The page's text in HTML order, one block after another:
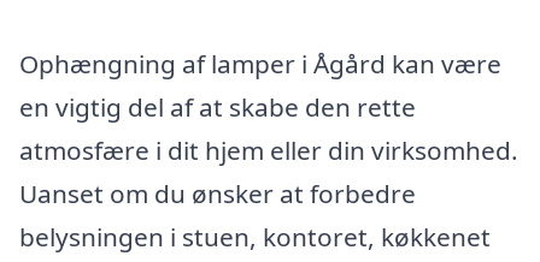
Ophængning af lamper i Ågård kan være
en vigtig del af at skabe den rette
atmosfære i dit hjem eller din virksomhed.
Uanset om du ønsker at forbedre
belysningen i stuen, kontoret, køkkenet